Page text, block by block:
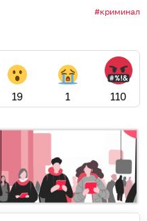
криминал
19 1 110